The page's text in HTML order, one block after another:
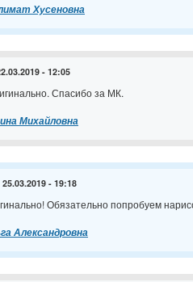
Хусеновна
- 12:05
Спасибо за МК.
Михайловна
25.03.2019 - 19:18
Обязательно попробуем
Александровна